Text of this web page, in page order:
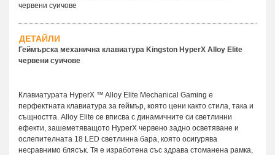
червени суичове
ДЕТАЙЛИ
Геймърскa механична клавиатура Kingston HyperX Alloy Elite
червени суичове
Клавиатурата HyperX ™ Alloy Elite Mechanical Gaming е
перфектната клавиатура за геймър, която цени както стила, така и
същността. Alloy Elite се вписва с динамичните си светлинни
ефекти, зашеметяващото HyperX червено задно осветяване и
ослепителната 18 LED светлинна бара, която осигурява
несравнимо блясък. Тя е изработена със здрава стоманена рамка,